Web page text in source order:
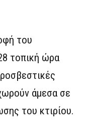
του
τοπική ώρα
άμεσα σε
του κτιρίου.